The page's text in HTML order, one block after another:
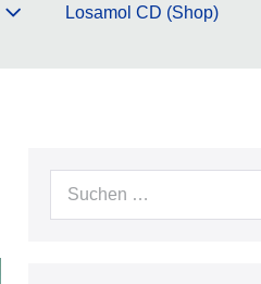
Losamol CD (Shop)
Suche